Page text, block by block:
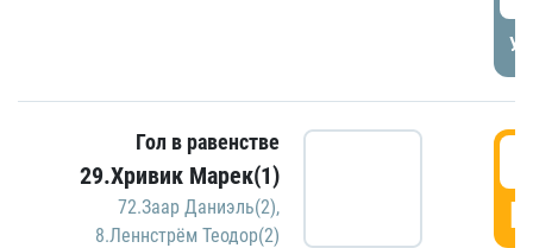
Гол в равенстве
29.Хривик Марек(1)
72.Заар Даниэль(2),
8.Леннстрём Теодор(2)